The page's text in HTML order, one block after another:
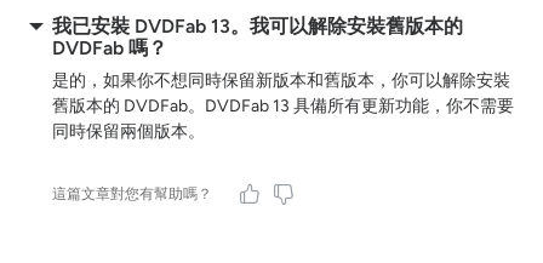
我已安裝 DVDFab 13。我可以解除安裝舊版本的
DVDFab 嗎？
是的，如果你不想同時保留新版本和舊版本，你可以解除安裝
舊版本的 DVDFab。DVDFab 13 具備所有更新功能，你不需要
同時保留兩個版本。
這篇文章對您有幫助嗎？